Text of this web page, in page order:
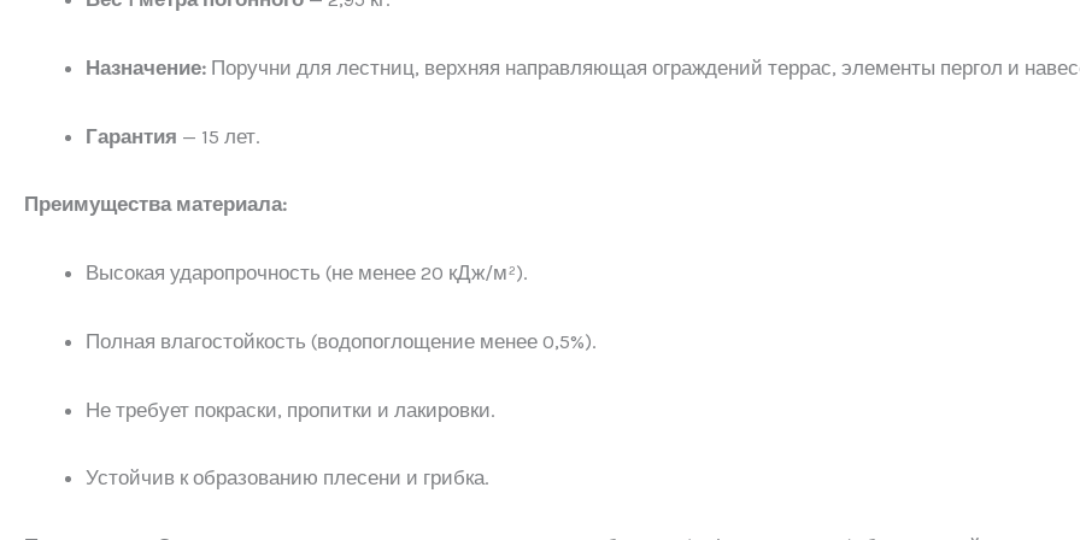
Назначение: Поручни для лестниц, верхняя направляющая ограждений террас, элементы пергол и
Гарантия — 15 лет.
Преимущества материала:
Высокая ударопрочность (не менее 20 кДж/м²).
Полная влагостойкость (водопоглощение менее 0,5%).
Не требует покраски, пропитки и лакировки.
Устойчив к образованию плесени и грибка.